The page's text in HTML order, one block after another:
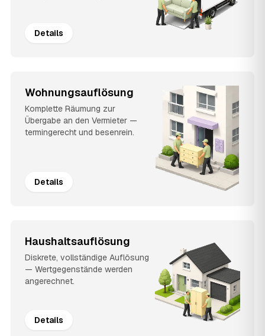
Details
Wohnungsauflösung
Komplette Räumung zur
Übergabe an den Vermieter —
termingerecht und besenrein.
Details
Haushaltsauflösung
Diskrete, vollständige Auflösung
— Wertgegenstände werden
angerechnet.
Details